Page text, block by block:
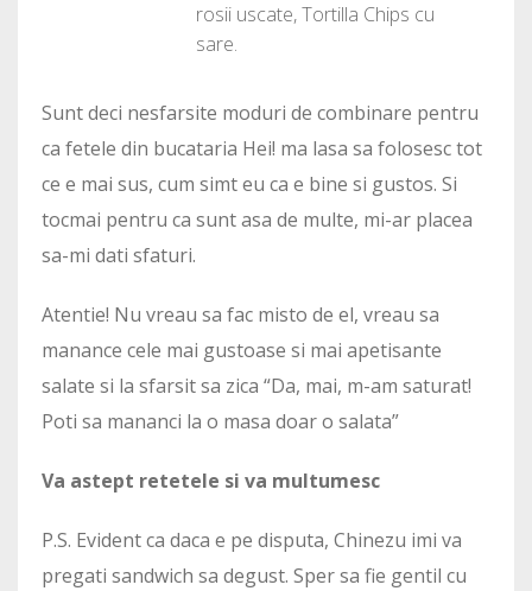
rosii uscate, Tortilla Chips cu
sare.
Sunt deci nesfarsite moduri de combinare pentru
ca fetele din bucataria Hei! ma lasa sa folosesc tot
ce e mai sus, cum simt eu ca e bine si gustos. Si
tocmai pentru ca sunt asa de multe, mi-ar placea
sa-mi dati sfaturi.
Atentie! Nu vreau sa fac misto de el, vreau sa
manance cele mai gustoase si mai apetisante
salate si la sfarsit sa zica “Da, mai, m-am saturat!
Poti sa mananci la o masa doar o salata”
Va astept retetele si va multumesc
P.S. Evident ca daca e pe disputa, Chinezu imi va
pregati sandwich sa degust. Sper sa fie gentil cu